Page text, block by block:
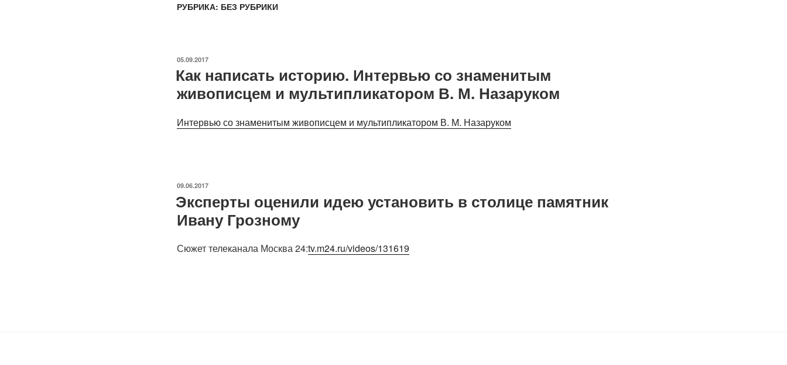
РУБРИКА: БЕЗ РУБРИКИ
ОПУБЛИКОВАНО
05.09.2017
Как написать историю. Интервью со знаменитым
живописцем и мультипликатором В. М. Назаруком
Интервью со знаменитым живописцем и мультипликатором В. М. Назаруком
ОПУБЛИКОВАНО
09.06.2017
Эксперты оценили идею установить в столице памятник
Ивану Грозному
Сюжет телеканала Москва 24:tv.m24.ru/videos/131619